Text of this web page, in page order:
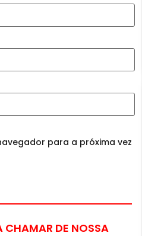
para a próxima vez
CHAMAR DE NOSSA